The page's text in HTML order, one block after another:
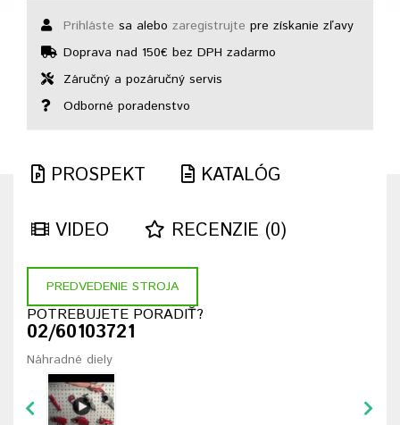
Prihláste sa alebo zaregistrujte pre získanie zľavy
Doprava nad 150€ bez DPH zadarmo
Záručný a pozáručný servis
Odborné poradenstvo
PROSPEKT KATALÓG
VIDEO RECENZIE (0)
PREDVEDENIE STROJA
POTREBUJETE PORADIŤ?
02/60103721
Náhradné diely